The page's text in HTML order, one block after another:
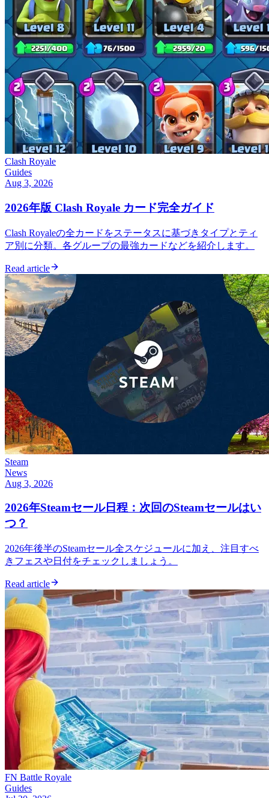
Clash Royale
Guides
Aug 3, 2026
2026年版 Clash Royale カード完全ガイド
Clash Royaleの全カードをステータスに基づきタイプとティ
ア別に分類。各グループの最強カードなどを紹介します。
Read article
Steam
News
Aug 3, 2026
2026年Steamセール日程：次回のSteamセールはい
つ？
2026年後半のSteamセール全スケジュールに加え、注目すべ
きフェスや日付をチェックしましょう。
Read article
FN Battle Royale
Guides